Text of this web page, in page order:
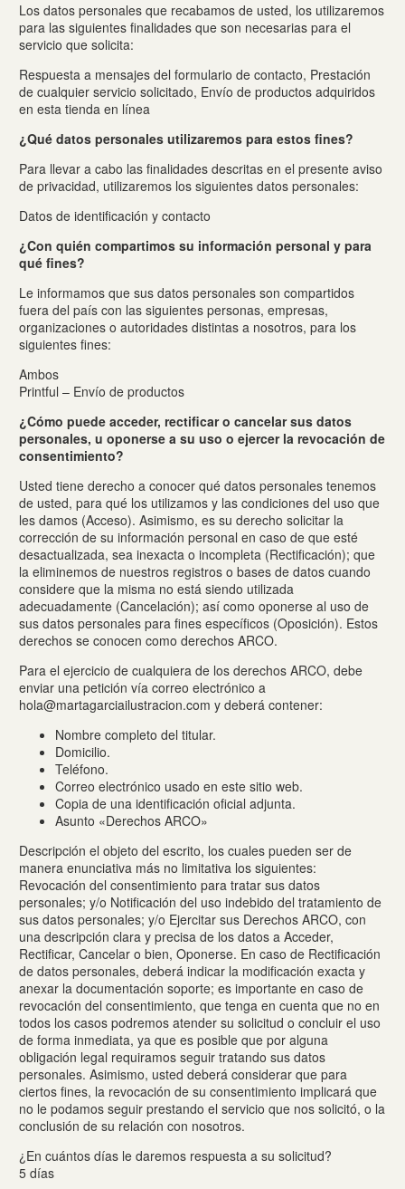
Los datos personales que recabamos de usted, los utilizaremos
para las siguientes finalidades que son necesarias para el
servicio que solicita:
Respuesta a mensajes del formulario de contacto, Prestación
de cualquier servicio solicitado, Envío de productos adquiridos
en esta tienda en línea
¿Qué datos personales utilizaremos para estos fines?
Para llevar a cabo las finalidades descritas en el presente aviso
de privacidad, utilizaremos los siguientes datos personales:
Datos de identificación y contacto
¿Con quién compartimos su información personal y para
qué fines?
Le informamos que sus datos personales son compartidos
fuera del país con las siguientes personas, empresas,
organizaciones o autoridades distintas a nosotros, para los
siguientes fines:
Ambos
Printful – Envío de productos
¿Cómo puede acceder, rectificar o cancelar sus datos
personales, u oponerse a su uso o ejercer la revocación de
consentimiento?
Usted tiene derecho a conocer qué datos personales tenemos
de usted, para qué los utilizamos y las condiciones del uso que
les damos (Acceso). Asimismo, es su derecho solicitar la
corrección de su información personal en caso de que esté
desactualizada, sea inexacta o incompleta (Rectificación); que
la eliminemos de nuestros registros o bases de datos cuando
considere que la misma no está siendo utilizada
adecuadamente (Cancelación); así como oponerse al uso de
sus datos personales para fines específicos (Oposición). Estos
derechos se conocen como derechos ARCO.
Para el ejercicio de cualquiera de los derechos ARCO, debe
enviar una petición vía correo electrónico a
hola@martagarciailustracion.com y deberá contener:
Nombre completo del titular.
Domicilio.
Teléfono.
Correo electrónico usado en este sitio web.
Copia de una identificación oficial adjunta.
Asunto «Derechos ARCO»
Descripción el objeto del escrito, los cuales pueden ser de
manera enunciativa más no limitativa los siguientes:
Revocación del consentimiento para tratar sus datos
personales; y/o Notificación del uso indebido del tratamiento de
sus datos personales; y/o Ejercitar sus Derechos ARCO, con
una descripción clara y precisa de los datos a Acceder,
Rectificar, Cancelar o bien, Oponerse. En caso de Rectificación
de datos personales, deberá indicar la modificación exacta y
anexar la documentación soporte; es importante en caso de
revocación del consentimiento, que tenga en cuenta que no en
todos los casos podremos atender su solicitud o concluir el uso
de forma inmediata, ya que es posible que por alguna
obligación legal requiramos seguir tratando sus datos
personales. Asimismo, usted deberá considerar que para
ciertos fines, la revocación de su consentimiento implicará que
no le podamos seguir prestando el servicio que nos solicitó, o la
conclusión de su relación con nosotros.
¿En cuántos días le daremos respuesta a su solicitud?
5 días